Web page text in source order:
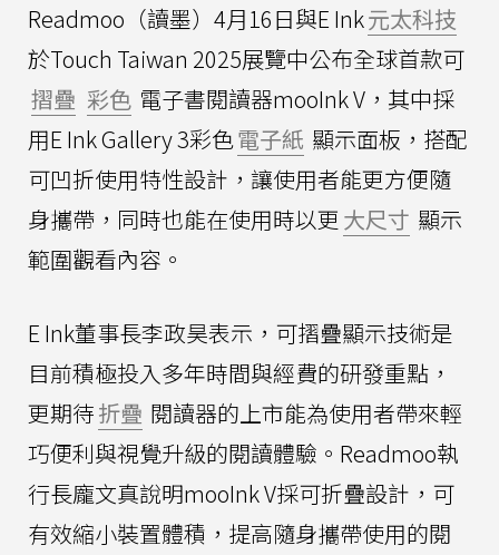
Readmoo（讀墨）4月16日與E Ink元太科技
於Touch Taiwan 2025展覽中公布全球首款可
摺疊 彩色 電子書閱讀器mooInk V，其中採
用E Ink Gallery 3彩色電子紙 顯示面板，搭配
可凹折使用特性設計，讓使用者能更方便隨
身攜帶，同時也能在使用時以更 大尺寸 顯示
範圍觀看內容。
E Ink董事長李政昊表示，可摺疊顯示技術是
目前積極投入多年時間與經費的研發重點，
更期待折疊 閱讀器的上市能為使用者帶來輕
巧便利與視覺升級的閱讀體驗。Readmoo執
行長龐文真說明mooInk V採可折疊設計，可
有效縮小裝置體積，提高隨身攜帶使用的閱